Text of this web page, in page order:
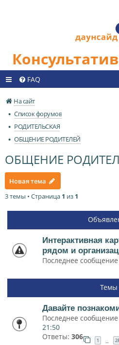
FAQ
На сайт
Список форумов
РОДИТЕЛЬСКАЯ
ОБЩЕНИЕ РОДИТЕЛЕЙ
ОБЩЕНИЕ
Новая тема
3 темы • Страница 1 из 1
Интерактивная
рядом и
Последнее сообщение
Темы
Давайте
Последнее сообщение
21:50
Ответы: 306 1 …